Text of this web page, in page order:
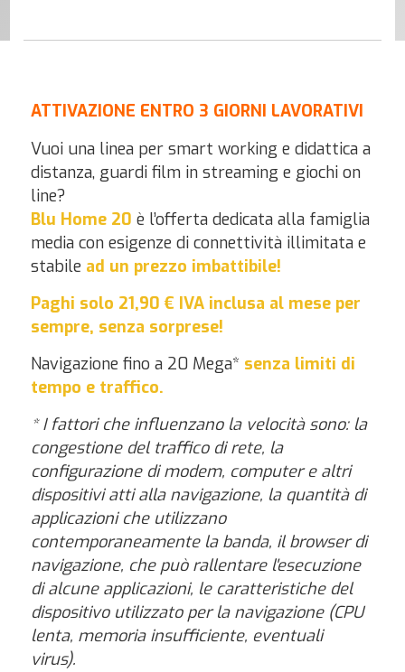
ATTIVAZIONE ENTRO 3 GIORNI LAVORATIVI
Vuoi una linea per smart working e didattica a
distanza, guardi film in streaming e giochi on
line?
Blu Home 20 è l’offerta dedicata alla famiglia
media con esigenze di connettività illimitata e
stabile ad un prezzo imbattibile!
Paghi solo 21,90 € IVA inclusa al mese per
sempre, senza sorprese!
Navigazione fino a 20 Mega* senza limiti di
tempo e traffico.
* I fattori che influenzano la velocità sono: la
congestione del traffico di rete, la
configurazione di modem, computer e altri
dispositivi atti alla navigazione, la quantità di
applicazioni che utilizzano
contemporaneamente la banda, il browser di
navigazione, che può rallentare l'esecuzione
di alcune applicazioni, le caratteristiche del
dispositivo utilizzato per la navigazione (CPU
lenta, memoria insufficiente, eventuali
virus).